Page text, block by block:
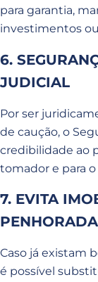
para garantia,
investimentos
6.
JUDICIAL
Por ser
de caução, o
credibilidade ao
tomador e para
7. EVITA
Caso já existam
é possível